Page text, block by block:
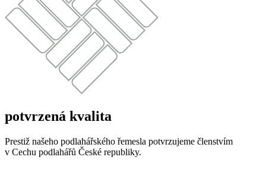
potvrzená kvalita
Prestiž našeho podlahářského řemesla potvrzujeme členstvím
v Cechu podlahářů České republiky.